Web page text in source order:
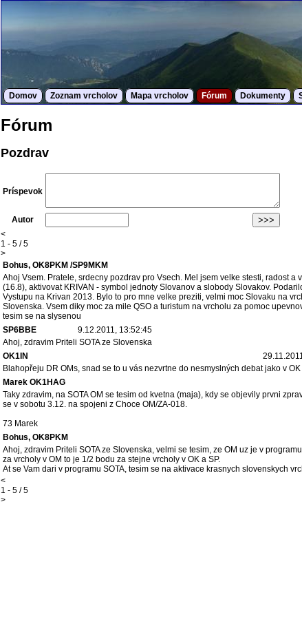
Domov Zoznam vrcholov Mapa vrcholov Fórum Dokumenty
Fórum
Pozdrav
Príspevok
Autor
<
1 - 5 / 5
>
Bohus, OK8PKM /SP9MKM
Ahoj Vsem. Pratele, srdecny pozdrav pro Vsech. Mel jsem velke stesti, radost
(16.8), aktivovat KRIVAN - symbol jednoty Slovanov a slobody Slovakov.
Vystupu na Krivan 2013. Bylo to pro mne velke preziti, velmi moc Slovaku na
Slovenska. Vsem diky moc za mile QSO a turistum na vrcholu za pomoc
tesim se na slysenou
SP6BBE
9.12.2011, 13:52:45
Ahoj, zdravim Priteli SOTA ze Slovenska
OK1IN
Blahopřeju DR OMs, snad se to u vás nezvrtne do nesmyslných debat jako v
Marek OK1HAG
Taky zdravim, na SOTA OM se tesim od kvetna (maja), kdy se objevily prvni
se v sobotu 3.12. na spojeni z Choce OM/ZA-018.
73 Marek
Bohus, OK8PKM
Ahoj, zdravim Priteli SOTA ze Slovenska, velmi se tesim, ze OM uz je v
za vrcholy v OM to je 1/2 bodu za stejne vrcholy v OK a SP.
At se Vam dari v programu SOTA, tesim se na aktivace krasnych slovenskych
<
1 - 5 / 5
>